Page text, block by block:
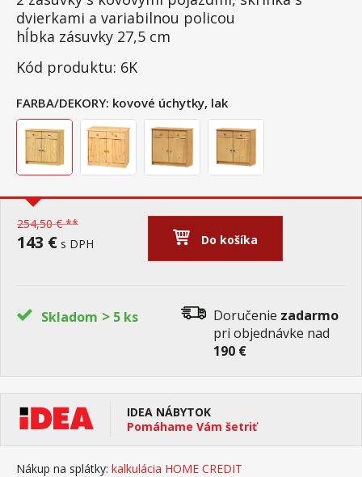
dvierkami a variabilnou policou
hĺbka zásuvky 27,5 cm
Kód produktu: 6K
FARBA/DEKORY: kovové úchytky, lak
254,50 € **
143 € s DPH Do košíka
Skladom > 5 ks Doručenie zadarmo
pri objednávke nad
190 €
IDEA NÁBYTOK
Pomáhame Vám šetriť
Nákup na splátky: kalkulácia HOME CREDIT